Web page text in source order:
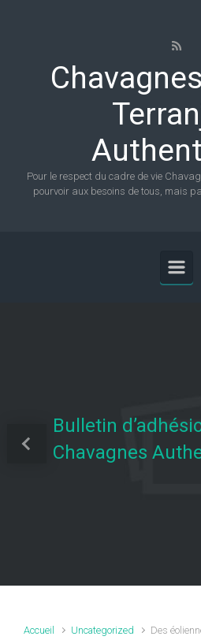
Pour le respect du cadre de vie
pourvoir aux besoins de tous, mais
Bulletin
Chavagnes
Previous
Accueil Uncategorized Des